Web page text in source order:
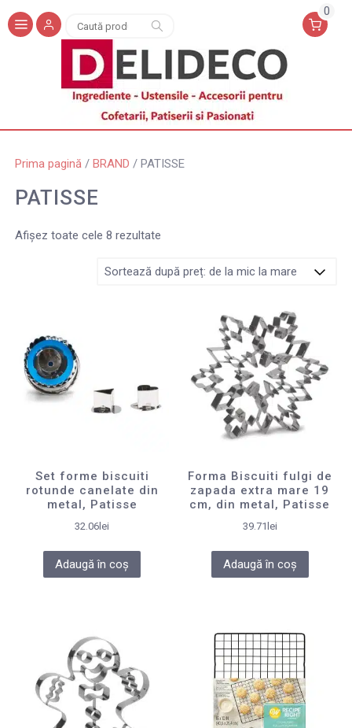
Caută
după:
Caută
0
Prima pagină/ BRAND / PATISSE
PATISSE
Afișez toate cele 8 rezultate
Set forme biscuiti
rotunde canelate din
metal, Patisse
32.06 lei
Adaugă în coș
Forma Biscuiti fulgi de
zapada extra mare 19
cm, din metal, Patisse
39.71 lei
Adaugă în coș